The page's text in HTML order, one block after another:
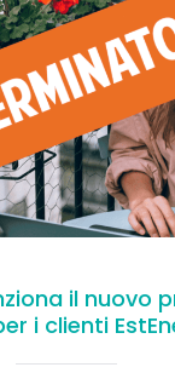
il nuovo
i clienti